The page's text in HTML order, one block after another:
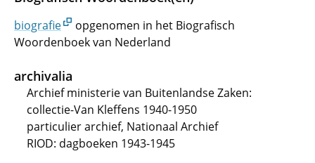
biografie
opgenomen in het Biografisch
Woordenboek van Nederland
archivalia
Archief ministerie van Buitenlandse Zaken:
collectie-Van Kleffens 1940-1950
particulier archief, Nationaal Archief
RIOD: dagboeken 1943-1945